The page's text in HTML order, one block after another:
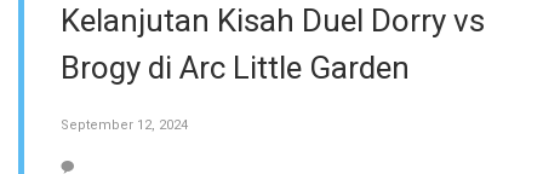
Kelanjutan Kisah Duel Dorry vs
Brogy di Arc Little Garden
September 12, 2024